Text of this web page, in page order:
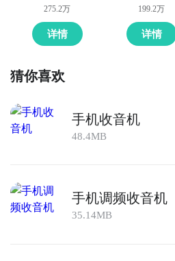
275.2万
详情
199.2万
详情
猜你喜欢
手机收音机
48.4MB
手机调频收音机
35.14MB